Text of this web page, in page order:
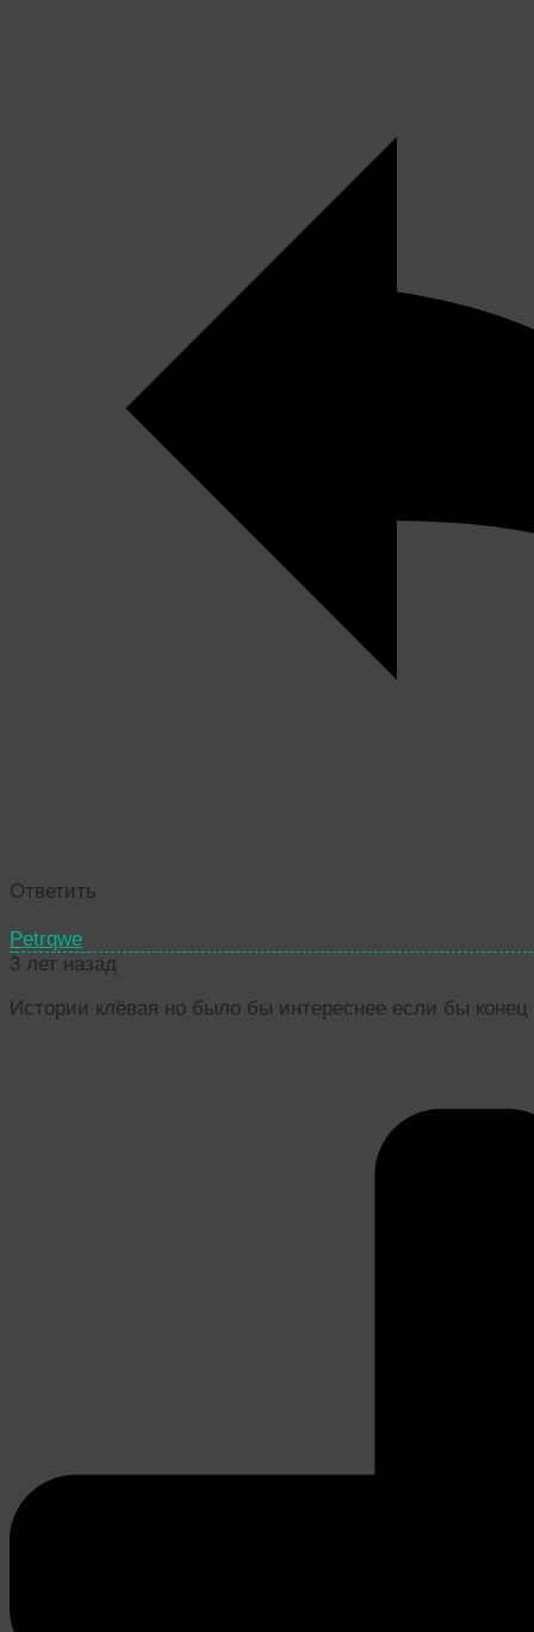
Ответить
Petrqwe
3 лет назад
Истории клёвая но было бы интереснее если бы